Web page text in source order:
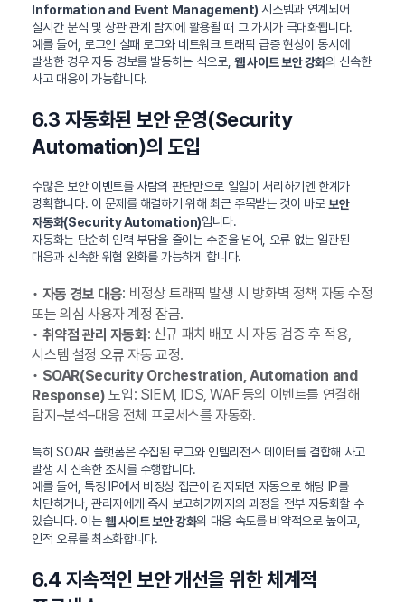
Information and Event Management) 시스템과 연계되어
실시간 분석 및 상관 관계 탐지에 활용될 때 그 가치가 극대화됩니다.
예를 들어, 로그인 실패 로그와 네트워크 트래픽 급증 현상이 동시에
발생한 경우 자동 경보를 발동하는 식으로, 웹 사이트 보안 강화의 신속한
사고 대응이 가능합니다.
6.3 자동화된 보안 운영(Security
Automation)의 도입
수많은 보안 이벤트를 사람의 판단만으로 일일이 처리하기엔 한계가
명확합니다. 이 문제를 해결하기 위해 최근 주목받는 것이 바로보안
자동화(Security Automation)입니다.
자동화는 단순히 인력 부담을 줄이는 수준을 넘어, 오류 없는 일관된
대응과 신속한 위협 완화를 가능하게 합니다.
• 자동 경보 대응: 비정상 트래픽 발생 시 방화벽 정책 자동 수정
또는 의심 사용자 계정 잠금.
• 취약점 관리 자동화: 신규 패치 배포 시 자동 검증 후 적용,
시스템 설정 오류 자동 교정.
• SOAR(Security Orchestration, Automation and
Response) 도입: SIEM, IDS, WAF 등의 이벤트를 연결해
탐지–분석–대응 전체 프로세스를 자동화.
특히 SOAR 플랫폼은 수집된 로그와 인텔리전스 데이터를 결합해 사고
발생 시 신속한 조치를 수행합니다.
예를 들어, 특정 IP에서 비정상 접근이 감지되면 자동으로 해당 IP를
차단하거나, 관리자에게 즉시 보고하기까지의 과정을 전부 자동화할 수
있습니다. 이는웹 사이트 보안 강화의 대응 속도를 비약적으로 높이고,
인적 오류를 최소화합니다.
6.4 지속적인 보안 개선을 위한 체계적